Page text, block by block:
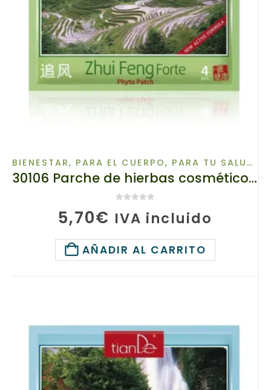
BIENESTAR, PARA EL CUERPO, PARA TU SALUD
30106 Parche de hierbas cosmético para el cuerpo «Zhui Feng Forte», tianDe, 4 piezas.
5,70€ IVA incluido
AÑADIR AL CARRITO